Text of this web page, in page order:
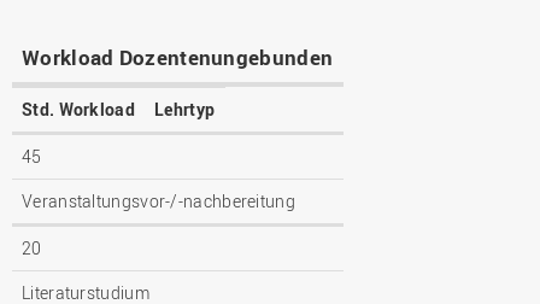
Workload Dozentenungebunden
Std. Workload Lehrtyp
45
Veranstaltungsvor-/-nachbereitung
20
Literaturstudium